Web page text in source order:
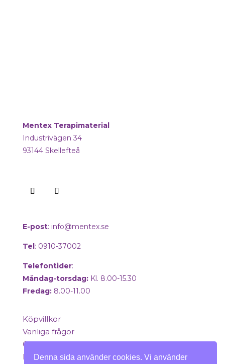
Mentex Terapimaterial
Industrivägen 34
93144 Skellefteå
E-post: info@mentex.se
Tel: 0910-37002
Telefontider:
Måndag-torsdag:Kl. 8.00-15.30
Fredag:8.00-11.00
Köpvillkor
Vanliga frågor
Om oss
Mitt konto
Denna sida använder cookies. Vi använder